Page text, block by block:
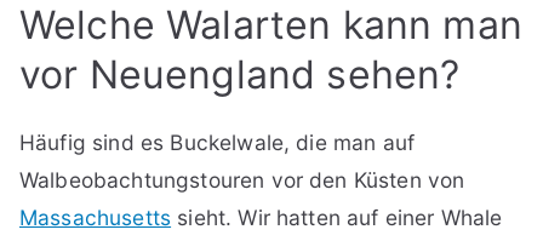
Welche Walarten kann man
vor Neuengland sehen?
Häufig sind es Buckelwale, die man auf
Walbeobachtungstouren vor den Küsten von
Massachusetts sieht. Wir hatten auf einer Whale